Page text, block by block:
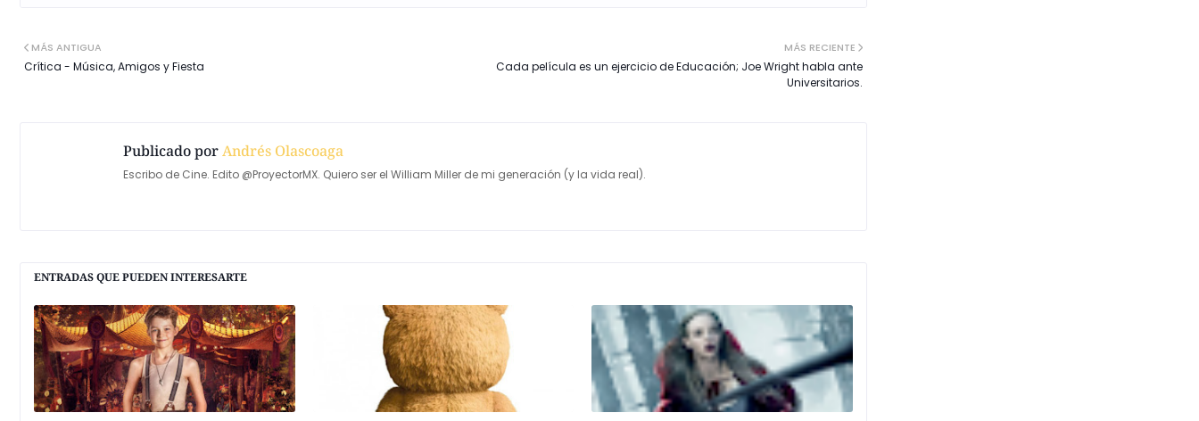
MÁS RECIENTE
Cada película es un ejercicio de Educación; Joe Wright habla ante
Universitarios.
MÁS ANTIGUA
Crítica - Música, Amigos y Fiesta
Publicado porAndrés Olascoaga
Escribo de Cine. Edito @ProyectorMX. Quiero ser el William Miller de mi generación (y la vida real).
ENTRADAS QUE PUEDEN INTERESARTE